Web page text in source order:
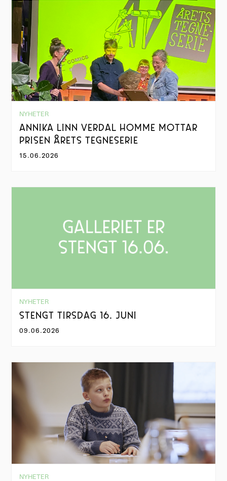
NYHETER
ANNIKA LINN VERDAL HOMME MOTTAR
PRISEN ÅRETS TEGNESERIE
15.06.2026
NYHETER
STENGT TIRSDAG 16. JUNI
09.06.2026
NYHETER